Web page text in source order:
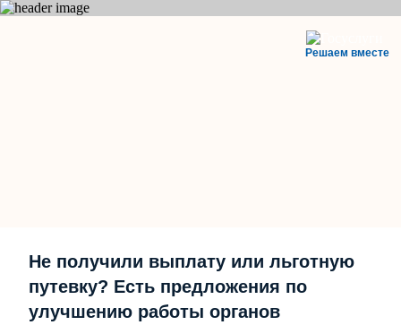
Решаем вместе
Не получили выплату или льготную
путевку? Есть предложения по
улучшению работы органов